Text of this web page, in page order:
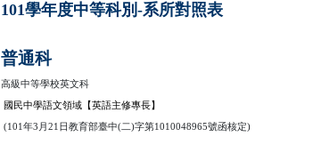
101學年度中等科別-系所對照表
普通科
高級中等學校英文科
國民中學語文領域【英語主修專長】
(101年3 月21 日教育部臺中(二)字第1010048965號函核定)